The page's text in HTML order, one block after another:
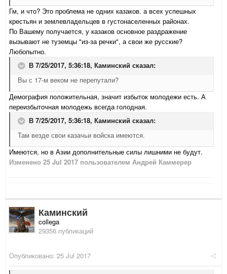
Гм, и что? Это проблема не одних казаков. а всех успешных
крестьян и землевладельцев в густонаселенных районах.
По Вашему получается, у казаков основное раздражение
вызывают не туземцы "из-за речки", а свои же русские?
Любопытно.
В 7/25/2017, 5:36:18, Каминский сказал:
Вы с 17-м веком не перепутали?
Демография положительная, значит избыток молодежи есть. А
переизбыточная молодежь всегда голодная.
В 7/25/2017, 5:36:18, Каминский сказал:
Там везде свои казачьи войска имеются.
Имеются, но в Азии дополнительные силы лишними не будут.
Изменено 25 Jul 2017 пользователем Андрей Каммерер
Каминский
collega
29356 публикаций
Опубликовано: 25 Jul 2017